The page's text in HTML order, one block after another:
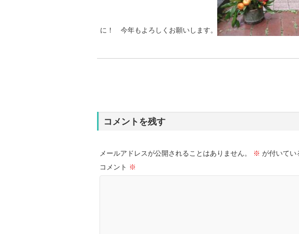
に！ 今年もよろしくお願いします。
コメントを残す
メールアドレスが公開されることはありません。 ※ が付いてい
コメント ※